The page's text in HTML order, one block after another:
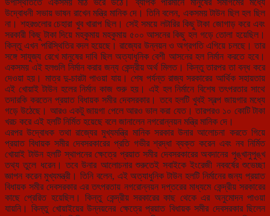
উপস্থিতিতে একসময় মাঠ ভরে উঠে। ব্যাপক পরিমানে মানুষের সমাগমের মধ্যে
উদ্বোধনী সভায় ভাষন রাখেন মন্ত্রি মানিক দে। তিনি বলেন, একসময় টাউন ছিল হল ছিল
না। শহরগুলোর চেহারা খুব খারাপ ছিল। সেই সময়ে লটারির কিছু টাকা জোগাড় করে এবং
সরকারী কিছু টাকা দিয়ে মহকুমায় মহকুমায় ৫০০ আসনের কিছু হল গড়ে তোলা হয়েছিল।
কিন্তু এখন পরিস্থিতির বদল হয়েছে। রাজ্যের উন্নয়ন ও অগ্রগতি এগিয়ে চলছে। তার
সঙ্গে সাযুজ্য রেখে মানুষের দাবি ছিল অত্যাধুনিক বেশী আসনের হল নির্মান করতে হবে।
একসময় এই হলগুলি নির্মান করার জন্য কেন্দ্রীয় অর্থ মিলত। কিন্তু তারপর তা বন্ধ করে
দেওয়া হয়। মাত্র দু-চারটা পাওয়া যায়। শেষ পর্যন্ত রাজ্য সরকারের আর্থিক সহায়তায়
এই খোয়াই টাউন হলের নির্মান কাজ শুরু হয়। এই হল নির্মানে বিশেষ তৎপরতার সাথে
তদারকি করতেন প্রয়াত বিধায়ক সমীর দেবসরকার। তবে হলটি খুবই স্বল্প জায়গার মধ্যে
গড়ে উঠেছে। আরও একটু জায়গা পেলে আরও ভাল করা যেত। তারপরও ১০ কোটি টাকা
খরচ করে এই হলটি নির্মিত হয়েছে বলে জানালেন নগরোন্নয়ন মন্ত্রি মানিক দে।
এরপর উদ্বোধক তথা রাজ্যের মুখ্যমন্ত্রি মানিক সরকার উনার আলোচনা করতে গিয়ে
প্রয়াত বিধায়ক সমীর দেবসরকারের প্রতি গভীর শ্রদ্ধা ব্যক্ত করেন এবং নব নির্মিত
খোয়াই টাউন হলটি স্থাপনের ক্ষেত্রে প্রয়াত সমীর দেবসরকারের অবদানের পুঙ্খানুপুঙ্খ
তথ্য তুলে ধরেন। তবে উনার আলোচনার ‍শুরুতেই সবাইকে ইংরেজী নববর্ষের শুভেচ্ছা
জ্ঞাপন করেন মুখ্যমন্ত্রী। তিনি বলেন, এই অত্যাধুনিক টাউন হলটি নির্মানের জন্য প্রয়াত
বিধায়ক সমীর দেবসরকার এর তৎপরতায় নগরোন্নয়ন দপ্তরের মাধ্যমে কেন্দ্রীয় সরকারের
কাছে প্রেরিত হয়েছিল। কিন্তু কেন্দ্রীয় সরকারের কাছ থেকে এর অনুমোদন পাওয়া
যায়নি। কিন্তু খোয়াইয়ের উন্নয়নের ক্ষেত্রে প্রয়াত বিধায়ক সমীর দেবসরকার ছিলেন